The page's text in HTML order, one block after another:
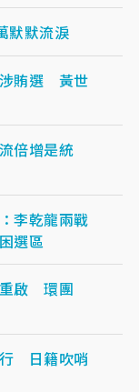
默默流淚
涉賄選 黃世
倍增是統
李乾龍兩戰
選區
重啟 環團
行 日籍吹哨